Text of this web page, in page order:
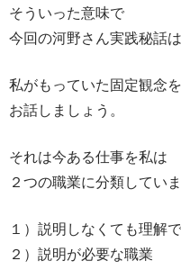
そういった意味で
今回の河野さん実践秘話
私がもっていた固定観念を
お話しましょう。
それは今ある仕事を私は
２つの職業に分類していま
１）説明しなくても理解
２）説明が必要な職業